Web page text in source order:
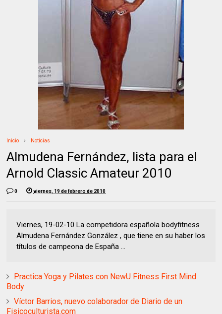
Inicio Noticias
Almudena Fernández, lista para el
Arnold Classic Amateur 2010
0 viernes, 19 de febrero de 2010
Viernes, 19-02-10 La competidora española bodyfitness
Almudena Fernández González , que tiene en su haber los
títulos de campeona de España ...
Practica Yoga y Pilates con NewU Fitness First Mind
Body
Víctor Barrios, nuevo colaborador de Diario de un
Fisicoculturista.com